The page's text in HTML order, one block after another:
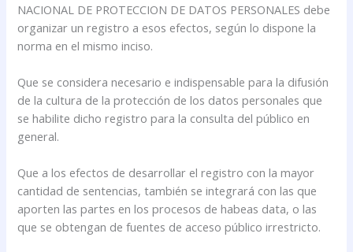
NACIONAL DE PROTECCION DE DATOS PERSONALES debe
organizar un registro a esos efectos, según lo dispone la
norma en el mismo inciso.
Que se considera necesario e indispensable para la difusión
de la cultura de la protección de los datos personales que
se habilite dicho registro para la consulta del público en
general.
Que a los efectos de desarrollar el registro con la mayor
cantidad de sentencias, también se integrará con las que
aporten las partes en los procesos de habeas data, o las
que se obtengan de fuentes de acceso público irrestricto.